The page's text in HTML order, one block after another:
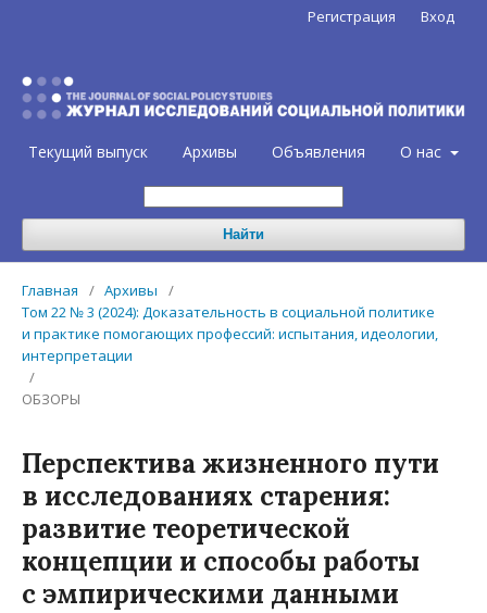
Текущий выпуск Архивы Объявления О нас
Найти
Регистрация Вход
Главная / Архивы
/
Том 22 № 3 (2024): Доказательность в социальной политике
и практике помогающих профессий: испытания, идеологии,
интерпретации
/
ОБЗОРЫ
Перспектива жизненного пути
в исследованиях старения:
развитие теоретической
концепции и способы работы
с эмпирическими данными